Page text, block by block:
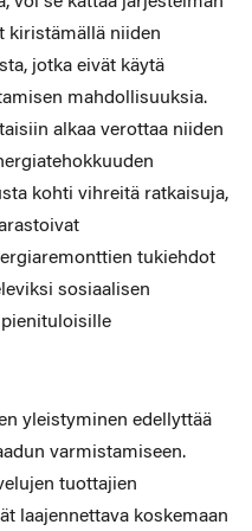
kiristämällä niiden
jotka eivät käytä
mahdollisuuksia.
alkaa verottaa niiden
kohti vihreitä ratkaisuja,
tukiehdot
sosiaalisen
yleistyminen edellyttää
varmistamiseen.
tuottajien
laajennettava koskemaan